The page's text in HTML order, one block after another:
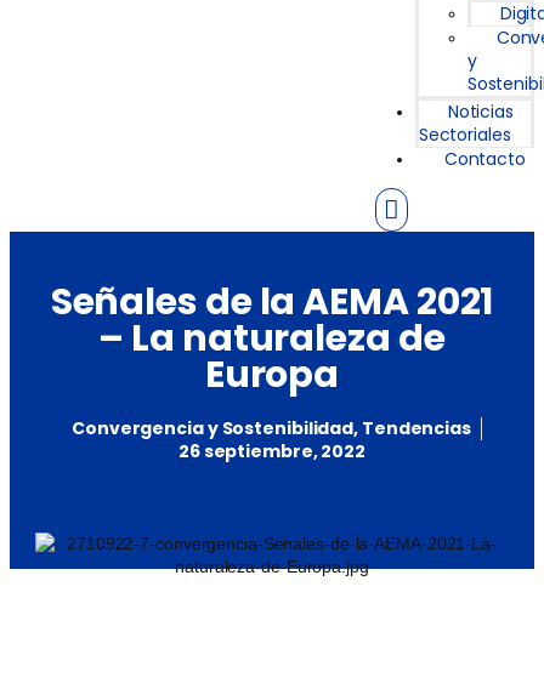
y
Noticias
Sectoriales
Contacto
Señales de la AEMA 2021
– La naturaleza de
Europa
Convergencia y Sostenibilidad, Tendencias
26 septiembre, 2022